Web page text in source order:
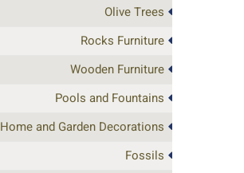
Olive Trees
Rocks Furniture
Wooden Furniture
Pools and Fountains
Home and Garden Decorations
Fossils